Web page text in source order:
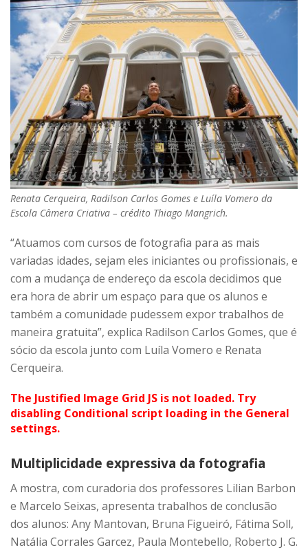
Renata Cerqueira, Radilson Carlos Gomes e Luíla Vomero da
Escola Câmera Criativa – crédito Thiago Mangrich.
“Atuamos com cursos de fotografia para as mais
variadas idades, sejam eles iniciantes ou profissionais, e
com a mudança de endereço da escola decidimos que
era hora de abrir um espaço para que os alunos e
também a comunidade pudessem expor trabalhos de
maneira gratuita”, explica Radilson Carlos Gomes, que é
sócio da escola junto com Luíla Vomero e Renata
Cerqueira.
The Justified Image Grid JS is not loaded. Try
disabling Conditional script loading in the General
settings.
Multiplicidade expressiva da fotografia
A mostra, com curadoria dos professores Lilian Barbon
e Marcelo Seixas, apresenta trabalhos de conclusão
dos alunos: Any Mantovan, Bruna Figueiró, Fátima Soll,
Natália Corrales Garcez, Paula Montebello, Roberto J. G.